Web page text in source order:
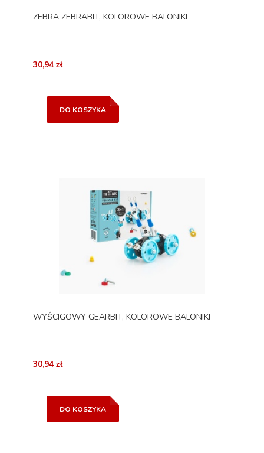
ZEBRA ZEBRABIT, KOLOROWE BALONIKI
30,94 zł
DO KOSZYKA
WYŚCIGOWY GEARBIT, KOLOROWE BALONIKI
30,94 zł
DO KOSZYKA